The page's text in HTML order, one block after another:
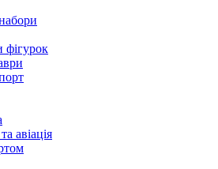
фігурок
авіація